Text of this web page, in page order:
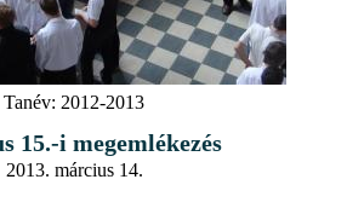
Tanév: 2012-2013
15.-i megemlékezés
2013. március 14.